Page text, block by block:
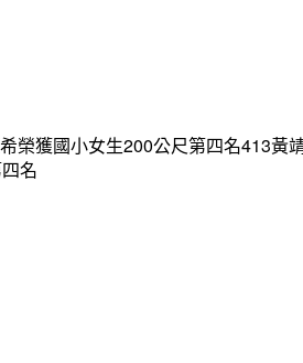
獲國小女生200公尺第四名413
名